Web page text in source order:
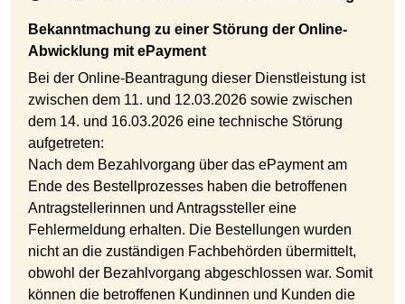
Bekanntmachung zu einer Störung der Online-
Abwicklung mit ePayment
Bei der Online-Beantragung dieser Dienstleistung ist
zwischen dem 11. und 12.03.2026 sowie zwischen
dem 14. und 16.03.2026 eine technische Störung
aufgetreten:
Nach dem Bezahlvorgang über das ePayment am
Ende des Bestellprozesses haben die betroffenen
Antragstellerinnen und Antragssteller eine
Fehlermeldung erhalten. Die Bestellungen wurden
nicht an die zuständigen Fachbehörden übermittelt,
obwohl der Bezahlvorgang abgeschlossen war. Somit
können die betroffenen Kundinnen und Kunden die